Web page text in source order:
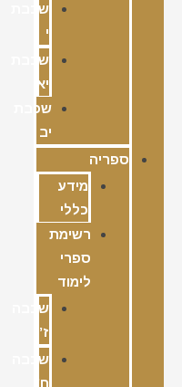
שכבת
י
שכבת
יא
שכבת
יב
ספריה
מידע
כללי
רשימת
ספרי
לימוד
שכבה
ז’
שכבה
ח’